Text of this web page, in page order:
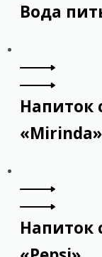
Вода
Напиток
«Mirinda»
Напиток